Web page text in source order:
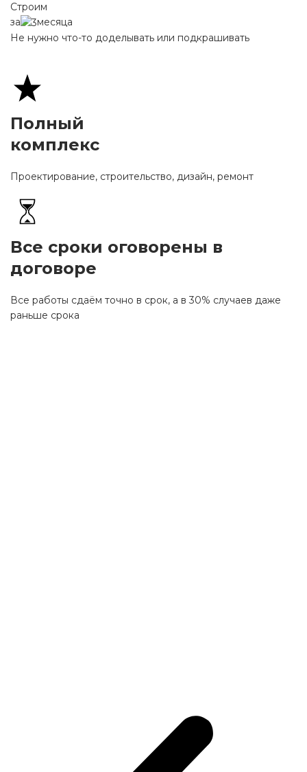
Строим
за
месяца
Не нужно что-то доделывать или подкрашивать
Полный
комплекс
Проектирование, строительство, дизайн, ремонт
Все сроки оговорены в
договоре
Все работы сдаём точно в срок, а в 30% случаев даже
раньше срока